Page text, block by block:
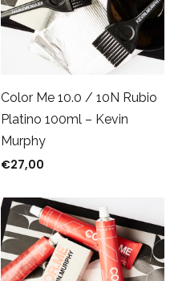
Color Me 10.0 / 10N Rubio
Platino 100ml – Kevin
Murphy
€27,00